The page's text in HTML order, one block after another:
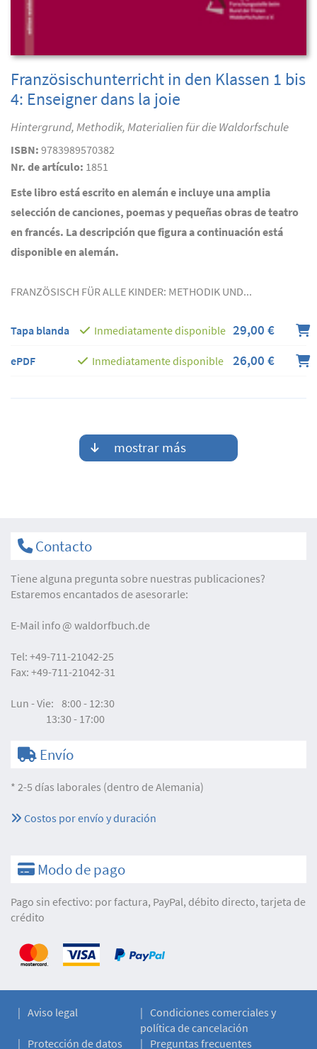
Französischunterricht in den Klassen 1 bis
4: Enseigner dans la joie
Hintergrund, Methodik, Materialien für die Waldorfschule
ISBN: 9783989570382
Nr. de artículo: 1851
Este libro está escrito en alemán e incluye una amplia
selección de canciones, poemas y pequeñas obras de teatro
en francés. La descripción que figura a continuación está
disponible en alemán.
FRANZÖSISCH FÜR ALLE KINDER: METHODIK UND...
Tapa blanda Inmediatamente disponible 29,00 €
ePDF Inmediatamente disponible 26,00 €
mostrar más
Contacto
Tiene alguna pregunta sobre nuestras publicaciones?
Estaremos encantados de asesorarle:
E-Mail info waldorfbuch.de
Tel: +49-711-21042-25
Fax: +49-711-21042-31
Lun - Vie: 8:00 - 12:30
13:30 - 17:00
Envío
* 2-5 días laborales (dentro de Alemania)
Costos por envío y duración
Modo de pago
Pago sin efectivo: por factura, PayPal, débito directo, tarjeta de
crédito
Aviso legal
Condiciones comerciales y
política de cancelación
Protección de datos
Preguntas frecuentes